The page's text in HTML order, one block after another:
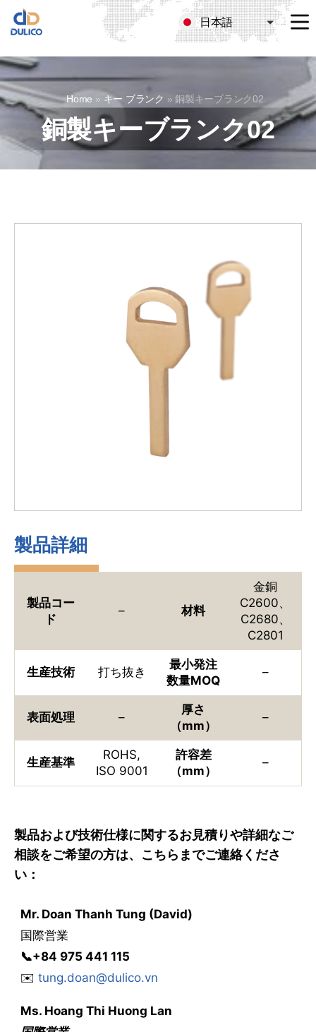
&
TRADING
DULICO
COMPANY
LIMITED
日本語
Home » キー ブランク »銅製キーブランク02
銅製キーブランク02
製品詳細
製品コー
ド
– 材料
金銅
C2600、
C2680、
C2801
生産技術 打ち抜き
最小発注
数量MOQ
–
表面処理 –
厚さ
（mm）
–
生産基準
ROHS,
ISO 9001
許容差
（mm）
–
製品および技術仕様に関するお見積りや詳細なご
相談をご希望の方は、こちらまでご連絡くださ
い：
Mr. Doan Thanh Tung (David)
国際営業
📞+84 975 441 115
✉️ tung.doan@dulico.vn
Ms.Hoang Thi Huong Lan